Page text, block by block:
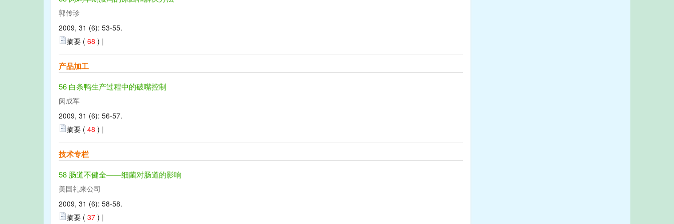
郭传珍
2009, 31 (6): 53-55.
摘要 ( 68 ) |
产品加工
56 白条鸭生产过程中的破嘴控制
闵成军
2009, 31 (6): 56-57.
摘要 ( 48 ) |
技术专栏
58 肠道不健全——细菌对肠道的影响
美国礼来公司
2009, 31 (6): 58-58.
摘要 ( 37 ) |